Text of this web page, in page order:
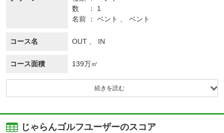
数
1
名前
ベント 、 ベント
コース名 OUT 、 IN
コース面積 139万㎡
続きを読む
じゃらんゴルフユーザーのスコア